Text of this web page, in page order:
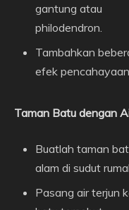
gantung atau
philodendron.
Tambahkan
efek
Taman Batu dengan
Buatlah taman
alam di sudut
Pasang air terjun